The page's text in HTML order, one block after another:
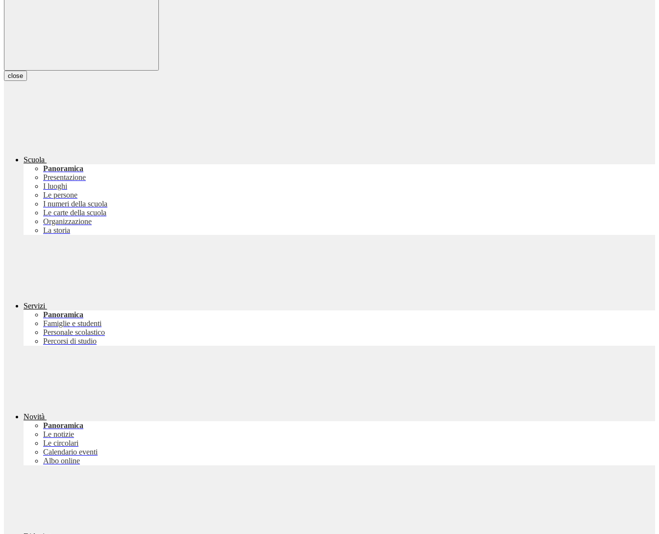
close
Scuola
Panoramica
Presentazione
I luoghi
Le persone
I numeri della scuola
Le carte della scuola
Organizzazione
La storia
Servizi
Panoramica
Famiglie e studenti
Personale scolastico
Percorsi di studio
Novità
Panoramica
Le notizie
Le circolari
Calendario eventi
Albo online